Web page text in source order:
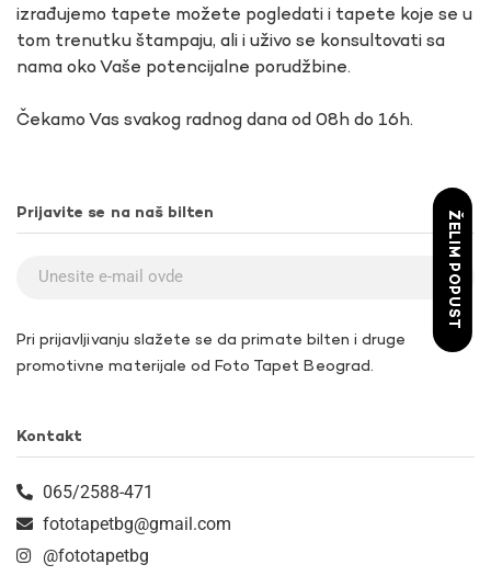
izrađujemo tapete možete pogledati i tapete koje se u
tom trenutku štampaju, ali i uživo se konsultovati sa
nama oko Vaše potencijalne porudžbine.
Čekamo Vas svakog radnog dana od 08h do 16h.
Prijavite se na naš bilten
Pri prijavljivanju slažete se da primate bilten i druge
promotivne materijale od Foto Tapet Beograd.
Kontakt
065/2588-471
fototapetbg@gmail.com
@fototapetbg
ŽELIM POPUST